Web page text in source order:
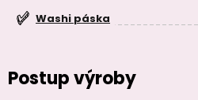
Washi páska
Postup výroby